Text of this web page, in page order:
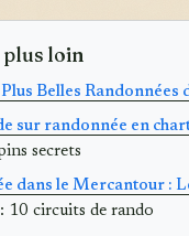
loin
Belles Randonnées
sur randonnée en
secrets
dans le Mercantour :
10 circuits de rando